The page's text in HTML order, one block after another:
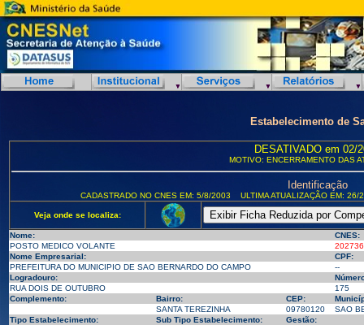
Estabelecimento de
DESATIVADO em 02/
MOTIVO: ENCERRAMENTO DAS
Identificação
CADASTRADO NO CNES EM: 5/8/2003 ULTIMA ATUALIZAÇÃO EM:
Veja onde se localiza:
Nome:
CNES:
POSTO MEDICO VOLANTE
Nome Empresarial:
CPF:
PREFEITURA DO MUNICIPIO DE SAO BERNARDO DO CAMPO
--
Logradouro:
RUA DOIS DE OUTUBRO
175
Complemento:
Bairro: CEP:
SANTA TEREZINHA
09780120
SAO
Tipo Estabelecimento:
Sub Tipo Estabelecimento:
Gestão: